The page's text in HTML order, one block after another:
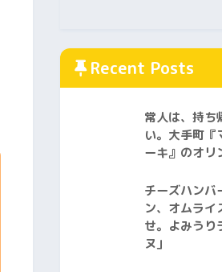
Recent Posts
常人は、持ち
い。大手町『
ーキ』のオ
チーズハンバ
ン、オムライ
せ。よみうり
ヌ」